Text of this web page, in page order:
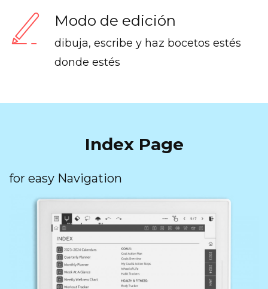
Modo de edición
dibuja, escribe y haz bocetos estés
donde estés
Index Page
for easy Navigation